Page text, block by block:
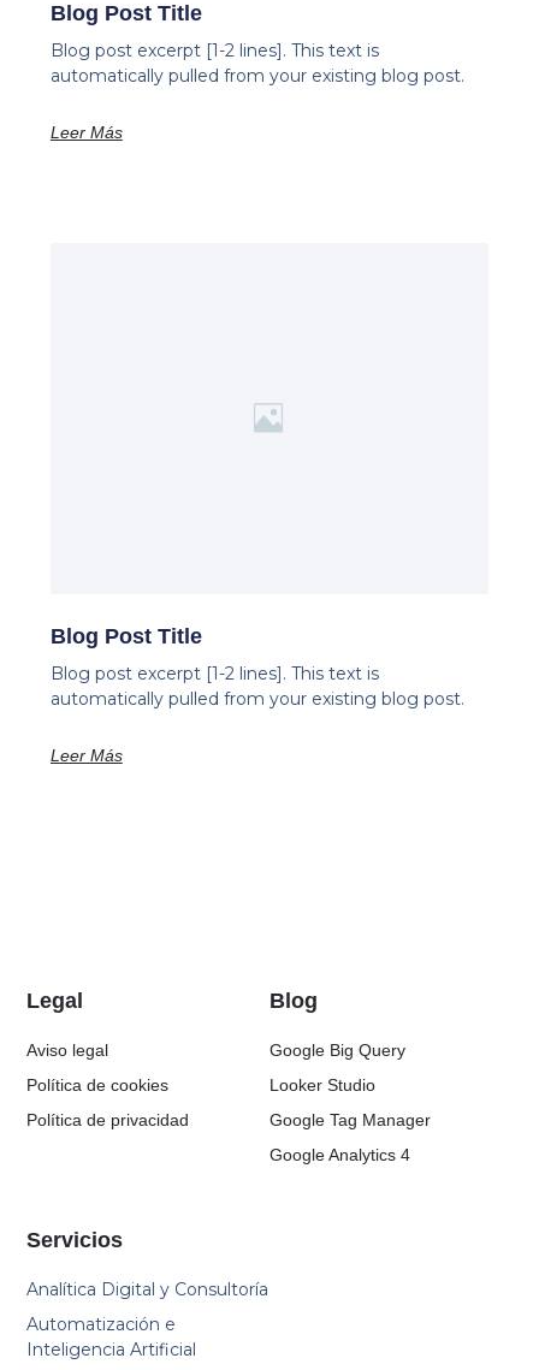
Blog Post Title
Blog post excerpt [1-2 lines]. This text is
automatically pulled from your existing blog post.
Leer Más
Blog Post Title
Blog post excerpt [1-2 lines]. This text is
automatically pulled from your existing blog post.
Leer Más
Servicios
Analítica Digital y Consultoría
Automatización e
Inteligencia Artificial
Blog
Google Big Query
Looker Studio
Google Tag Manager
Google Analytics 4
Legal
Aviso legal
Política de cookies
Política de privacidad